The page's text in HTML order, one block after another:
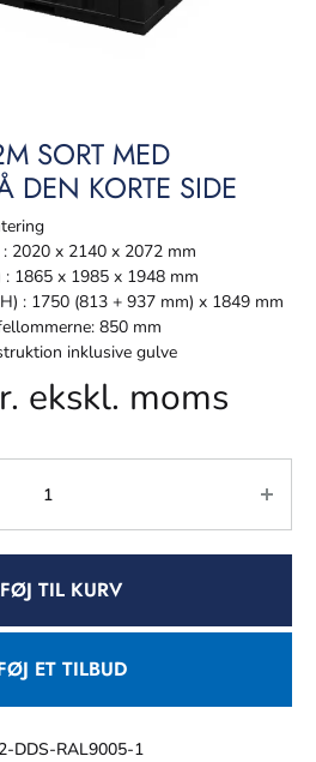
SORT MED
DEN KORTE SIDE
2020 x 2140 x 2072 mm
1865 x 1985 x 1948 mm
: 1750 (813 + 937 mm) x 1849 mm
850 mm
inklusive gulve
ekskl. moms
TIL KURV
ET TILBUD
DDS-RAL9005-1